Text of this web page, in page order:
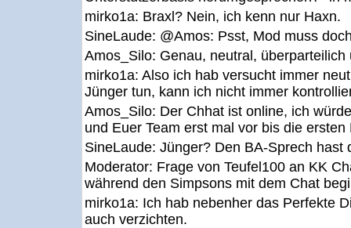
mirko1a: Braxl? Nein, ich kenn nur Haxn.
SineLaude: @Amos: Psst, Mod muss
Amos_Silo: Genau, neutral,
mirko1a: Also ich hab versucht immer
Jünger tun, kann ich nicht immer
Amos_Silo: Der Chhat ist online, ich
und Euer Team erst mal vor bis die
SineLaude: Jünger? Den BA-Sprech hast
Moderator: Frage von Teufel100 an KK
während den Simpsons mit dem Chat
mirko1a: Ich hab nebenher das Perfekte
auch verzichten.